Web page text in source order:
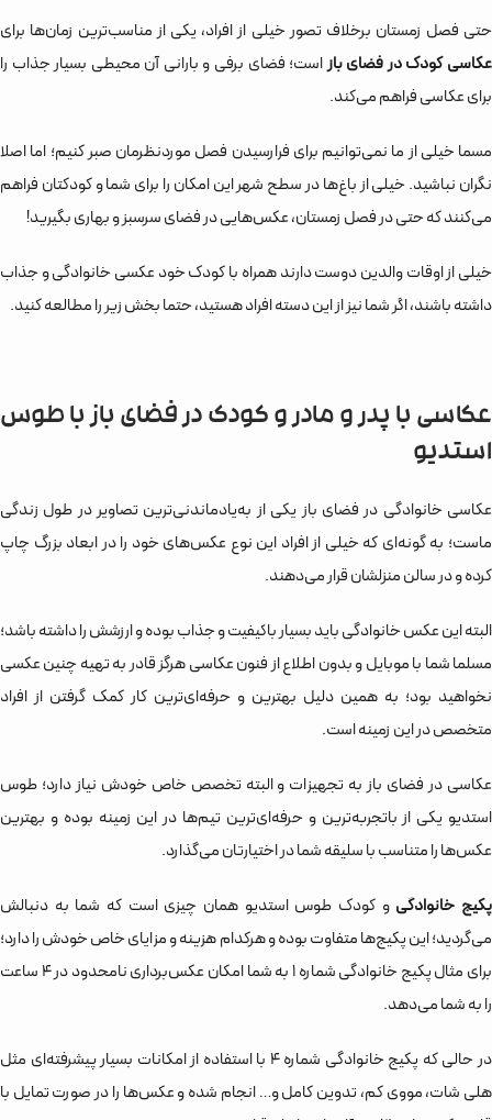
حتی فصل زمستان برخلاف تصور خیلی از افراد، یکی از مناسب‌ترین زمان‌ها برای
عکاسی کودک در فضای بازاست؛ فضای برفی و بارانی آن محیطی بسیار جذاب را
برای عکاسی فراهم می‌کند.
مسما خیلی از ما نمی‌توانیم برای فرارسیدن فصل موردنظرمان صبر کنیم؛ اما اصلا
نگران نباشید. خیلی از باغ‌ها در سطح شهر این امکان را برای شما و کودکتان فراهم‌
می‌کنند که حتی در فصل زمستان، عکس‌هایی در فضای سرسبز و بهاری بگیرید!
خیلی از اوقات والدین دوست دارند همراه با کودک خود عکسی خانوادگی و جذاب
داشته باشند، اگر شما نیز از این دسته افراد هستید، حتما بخش زیر را مطالعه کنید.
عکاسی با پدر و مادر و کودک در فضای باز با طوس
استدیو
عکاسی خانوادگی در فضای باز یکی از به‌یادماندنی‌ترین تصاویر در طول زندگی
ماست؛ به گونه‌ای که خیلی از افراد این نوع عکس‌های خود را در ابعاد بزرگ چاپ
کرده و در سالن منزلشان قرار می‌دهند.
البته این عکس خانوادگی باید بسیار باکیفیت و جذاب بوده و ارزشش را داشته باشد؛
مسلما شما با موبایل و بدون اطلاع از فنون عکاسی هرگز قادر به تهیه چنین عکسی
نخواهید بود؛ به همین دلیل بهترین و حرفه‌ای‌ترین کار کمک گرفتن از افراد
متخصص در این زمینه است.
عکاسی در فضای باز به تجهیزات و البته تخصص خاص خودش نیاز دارد؛ طوس
استدیو یکی از باتجربه‌ترین و حرفه‌ای‌ترین تیم‌ها در این زمینه بوده و بهترین
عکس‌ها را متناسب با سلیقه شما در اختیارتان می‌گذارد.
پکیج خانوادگی و کودک طوس استدیو همان چیزی است که شما به دنبالش
می‌گردید؛ این پکیج‌ها متفاوت بوده و هرکدام هزینه و مزایای خاص خودش را دارد؛
برای مثال پکیج خانوادگی شماره 1 به شما امکان عکس‌برداری نامحدود در 4 ساعت
را به شما می‌دهد.
در حالی که پکیج خانوادگی شماره 4 با استفاده از امکانات بسیار پیشرفته‌ای مثل
هلی شات، مووی کم، تدوین کامل و… انجام شده و عکس‌ها را در صورت تمایل با